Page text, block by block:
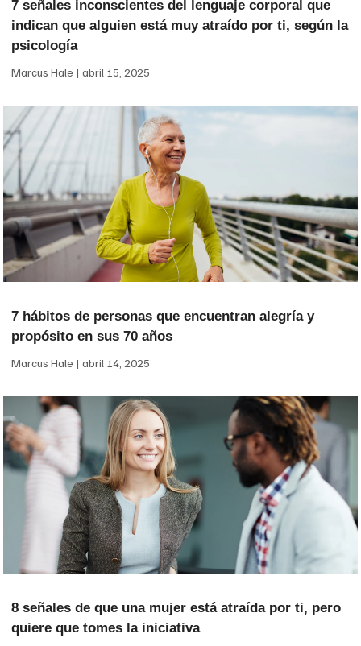
7 señales inconscientes del lenguaje corporal que
indican que alguien está muy atraído por ti, según la
psicología
Marcus Hale abril 15, 2025
7 hábitos de personas que encuentran alegría y
propósito en sus 70 años
Marcus Hale abril 14, 2025
8 señales de que una mujer está atraída por ti, pero
quiere que tomes la iniciativa